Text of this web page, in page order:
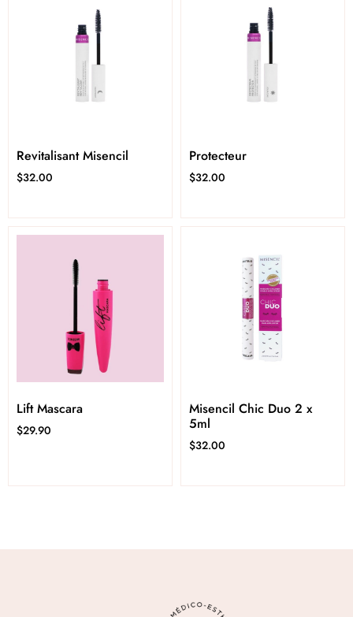
Revitalisant Misencil
$32.00
Protecteur
$32.00
Lift Mascara
$29.90
Misencil Chic Duo 2 x
5ml
$32.00